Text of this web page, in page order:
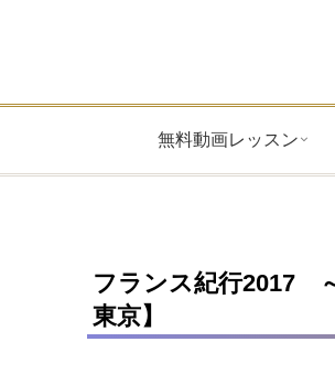
無料動画レッスン
フランス紀行2017
東京】